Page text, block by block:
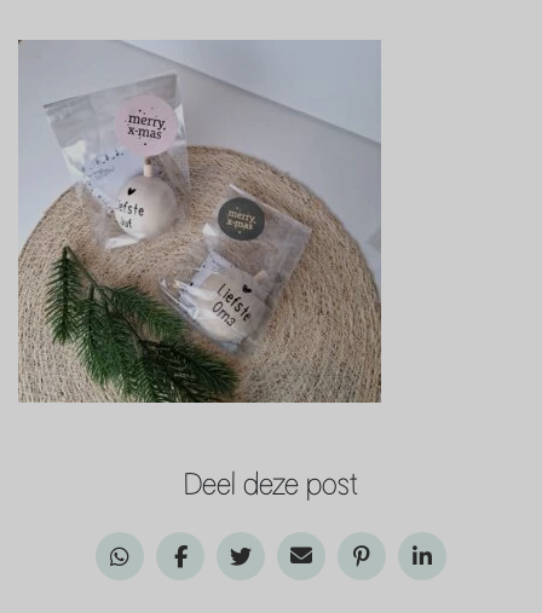
Deel deze post